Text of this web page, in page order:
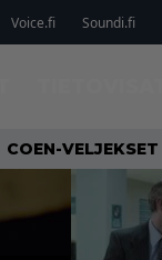
Voice.fi Soundi.fi
COEN-VELJEKSET